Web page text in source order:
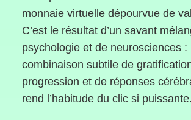
monnaie virtuelle dépourvue de
C’est le résultat d’un savant
psychologie et de neurosciences :
combinaison subtile de
progression et de réponses
rend l’habitude du clic si puissante.